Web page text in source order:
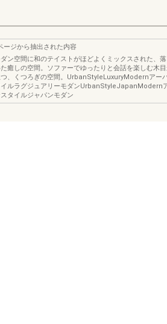
ージから抽出された内容
ダン空間に和のテイストがほどよくミックスされた、
た癒しの空間。ソファーでゆったりと会話を楽しむ木
、くつろぎの空間。UrbanStyleLuxuryModernアー
イルラグジュアリーモダンUrbanStyleJapanModern
タイルジャパンモダン